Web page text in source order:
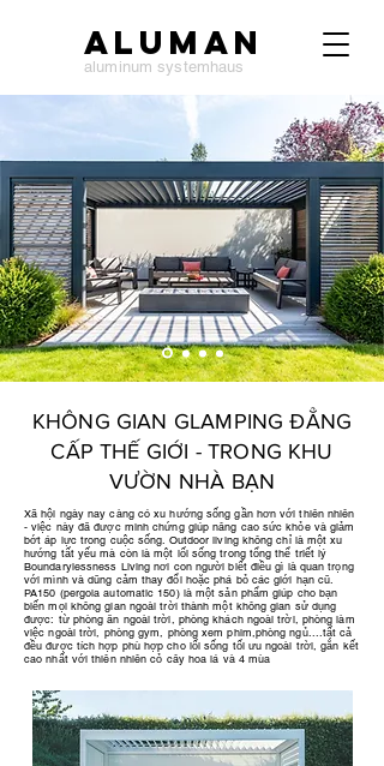
ALUMAN
aluminum systemhaus
KHÔNG GIAN GLAMPING ĐẲNG
CẤP THẾ GIỚI - TRONG KHU
VƯỜN NHÀ BẠN
Xã hội ngày nay càng có xu hướng sống gần hơn với thiên nhiên
- việc này đã được minh chứng giúp nâng cao sức khỏe và giảm
bớt áp lực trong cuộc sống. Outdoor living không chỉ là một xu
hướng tất yếu mà còn là một lối sống trong tổng thể triết lý
Boundarylessness Living nơi con người biết điều gì là quan trọng
với mình và dũng cảm thay đổi hoặc phá bỏ các giới hạn cũ.
PA150 (pergola automatic 150) là một sản phẩm giúp cho bạn
biến mọi không gian ngoài trời thành một không gian sử dụng
được: từ phòng ăn ngoài trời, phòng khách ngoài trời, phòng làm
việc ngoài trời, phòng gym, phòng xem phim,phòng ngủ....tất cả
đều được tích hợp phù hợp cho lối sống tối ưu ngoài trời, gắn kết
cao nhất với thiên nhiên cỏ cây hoa lá và 4 mùa